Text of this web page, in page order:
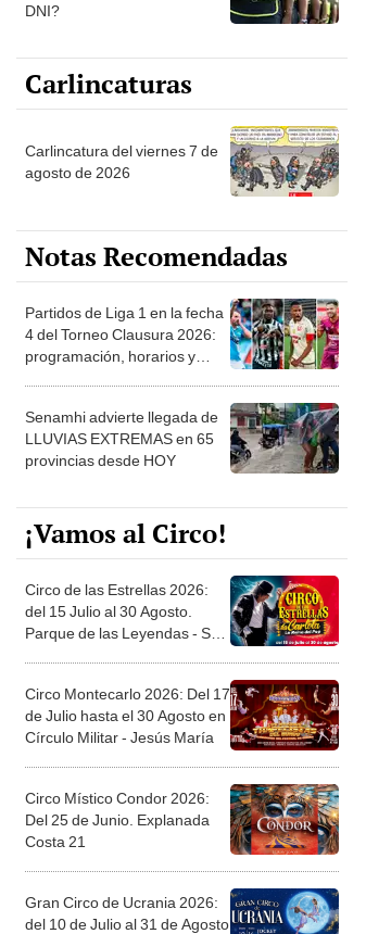
DNI?
Carlincaturas
Carlincatura del viernes 7 de
agosto de 2026
Notas Recomendadas
Partidos de Liga 1 en la fecha
4 del Torneo Clausura 2026:
programación, horarios y
Senamhi advierte llegada de
LLUVIAS EXTREMAS en 65
provincias desde HOY
¡Vamos al Circo!
Circo de las Estrellas 2026:
del 15 Julio al 30 Agosto.
Parque de las Leyendas - San
Circo Montecarlo 2026: Del 17
de Julio hasta el 30 Agosto en
Círculo Militar - Jesús María
Circo Místico Condor 2026:
Del 25 de Junio. Explanada
Costa 21
Gran Circo de Ucrania 2026:
del 10 de Julio al 31 de Agosto